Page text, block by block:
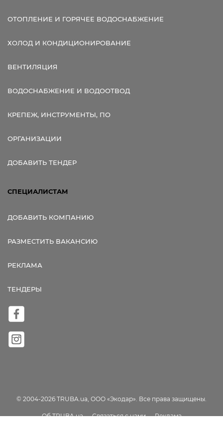
ОТОПЛЕНИЕ И ГОРЯЧЕЕ ВОДОСНАБЖЕНИЕ
ХОЛОД И КОНДИЦИОНИРОВАНИЕ
ВЕНТИЛЯЦИЯ
ВОДОСНАБЖЕНИЕ И ВОДООТВОД
КРЕПЕЖ, ИНСТРУМЕНТЫ, ПО
ОРГАНИЗАЦИИ
ДОБАВИТЬ ТЕНДЕР
СПЕЦИАЛИСТАМ
ДОБАВИТЬ КОМПАНИЮ
РАЗМЕСТИТЬ ВАКАНСИЮ
РЕКЛАМА
ТЕНДЕРЫ
© 2004-2026 TRUBA.ua, ООО «Экодар». Все права защищены.
Об TRUBA.ua Связаться с нами Реклама